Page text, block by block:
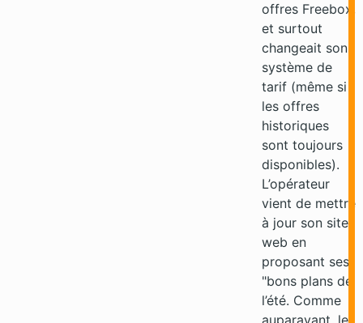
offres Freebox,
et surtout
changeait son
système de
tarif (même si
les offres
historiques
sont toujours
disponibles).
L’opérateur
vient de mettre
à jour son site
web en
proposant ses
"bons plans de
l’été. Comme